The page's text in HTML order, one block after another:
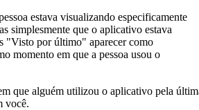
estava visualizando especificamente
simplesmente que o aplicativo estava
"Visto por último" aparecer como
momento em que a pessoa usou o
que alguém utilizou o aplicativo pela
você.